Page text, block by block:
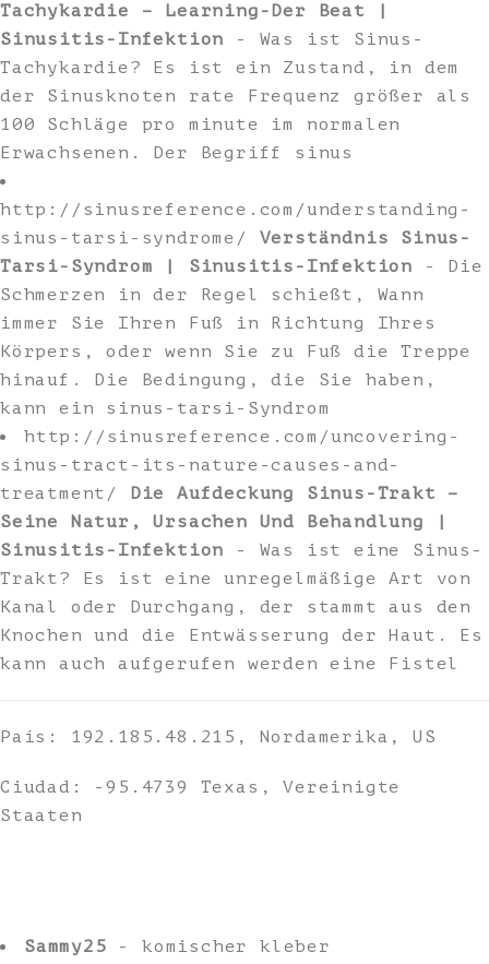
Tachykardie – Learning-Der Beat |
Sinusitis-Infektion - Was ist Sinus-
Tachykardie? Es ist ein Zustand, in dem
der Sinusknoten rate Frequenz größer als
100 Schläge pro minute im normalen
Erwachsenen. Der Begriff sinus
http://sinusreference.com/understanding-
sinus-tarsi-syndrome/ Verständnis Sinus-
Tarsi-Syndrom | Sinusitis-Infektion - Die
Schmerzen in der Regel schießt, Wann
immer Sie Ihren Fuß in Richtung Ihres
Körpers, oder wenn Sie zu Fuß die Treppe
hinauf. Die Bedingung, die Sie haben,
kann ein sinus-tarsi-Syndrom
http://sinusreference.com/uncovering-
sinus-tract-its-nature-causes-and-
treatment/
Die Aufdeckung Sinus-Trakt –
Seine Natur, Ursachen Und Behandlung |
Sinusitis-Infektion - Was ist eine Sinus-
Trakt? Es ist eine unregelmäßige Art von
Kanal oder Durchgang, der stammt aus den
Knochen und die Entwässerung der Haut. Es
kann auch aufgerufen werden eine Fistel
País: 192.185.48.215, Nordamerika, US
Ciudad: -95.4739 Texas, Vereinigte
Staaten
Sammy25 - komischer kleber